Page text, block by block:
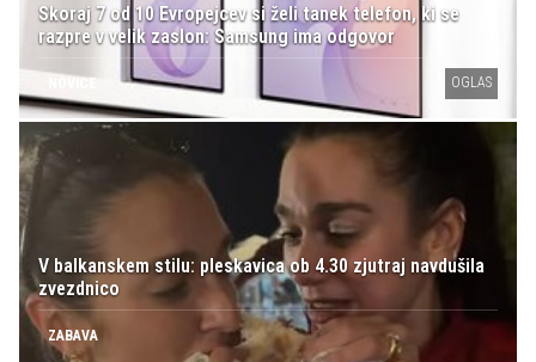
Skoraj 7 od 10 Evropejcev si želi tanek telefon, ki se
razpre v velik zaslon: Samsung ima odgovor
OGLAS
V balkanskem stilu: pleskavica ob 4.30 zjutraj navdušila
zvezdnico
ZABAVA